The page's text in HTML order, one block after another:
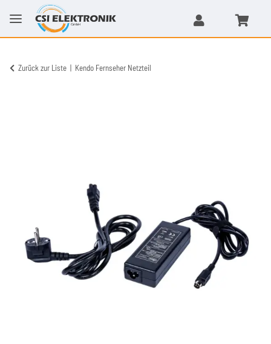
Zurück zur Liste Kendo Fernseher Netzteil